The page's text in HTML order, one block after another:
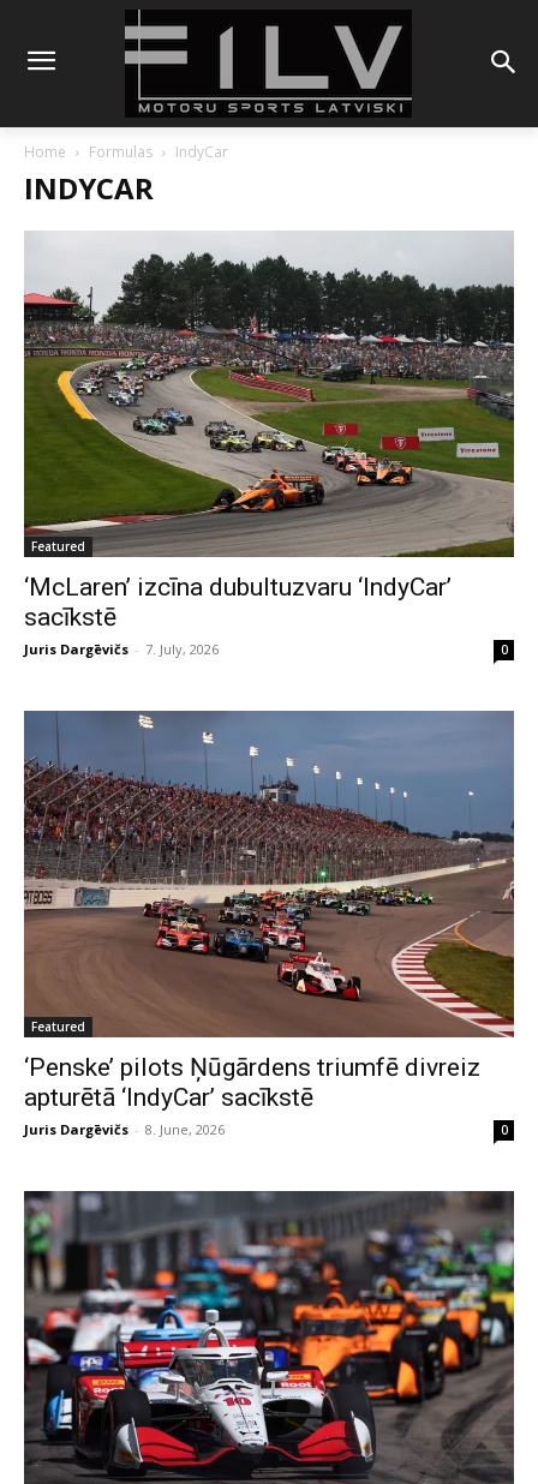
Home Formulas IndyCar
INDYCAR
Featured
‘McLaren’ izcīna dubultuzvaru ‘IndyCar’
sacīkstē
Juris Dargēvičs - 7. July, 2026 0
Featured
‘Penske’ pilots Ņūgārdens triumfē divreiz
apturētā ‘IndyCar’ sacīkstē
Juris Dargēvičs - 8. June, 2026 0